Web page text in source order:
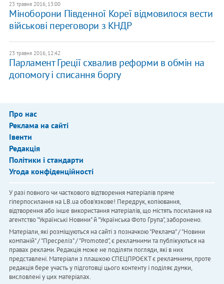
23 травня 2016, 13:00
Міноборони Південної Кореї відмовилося вести
військові переговори з КНДР
23 травня 2016, 12:42
Парламент Греції схвалив реформи в обмін на
допомогу і списання боргу
Про нас
Реклама на сайті
Івенти
Редакція
Політики і стандарти
Угода конфіденційності
У разі повного чи часткового відтворення матеріалів пряме
гіперпосилання на LB.ua обов'язкове! Передрук, копіювання,
відтворення або інше використання матеріалів, що містять посилання на
агентство "Українськi Новини" й "Українська Фото Група", заборонено.
Матеріали, які розміщуються на сайті з позначкою "Реклама" / "Новини
компаній" / "Пресреліз" / "Promoted", є рекламними та публікуються на
правах реклами. Редакція може не поділяти погляди, які в них
представлені. Матеріали з плашкою СПЕЦПРОЄКТ є рекламними, проте
редакція бере участь у підготовці цього контенту і поділяє думки,
висловлені у цих матеріалах.